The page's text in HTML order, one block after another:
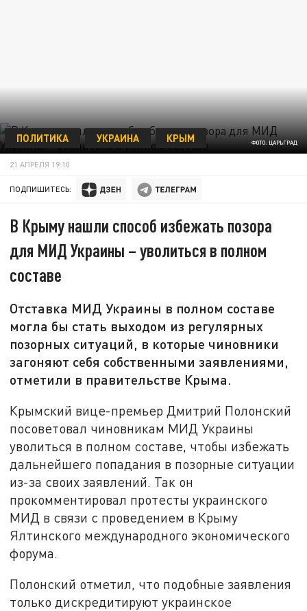
ФОТО: ЦАРЬГРАД
ПОЛИТИКА УКРАИНА КРЫМ
21 АПРЕЛЯ 19:10
ПОДПИШИТЕСЬ:
В Крыму нашли способ избежать позора
для МИД Украины – уволиться в полном
составе
Отставка МИД Украины в полном составе
могла бы стать выходом из регулярных
позорных ситуаций, в которые чиновники
загоняют себя собственными заявлениями,
отметили в правительстве Крыма.
Крымский вице-премьер Дмитрий Полонский
посоветовал чиновникам МИД Украины
уволиться в полном составе, чтобы избежать
дальнейшего попадания в позорные ситуации
из-за своих заявлений. Так он
прокомментировал протесты украинского
МИД в связи с проведением в Крыму
Ялтинского международного экономического
форума.
Полонский отметил, что подобные заявления
только дискредитируют украинское